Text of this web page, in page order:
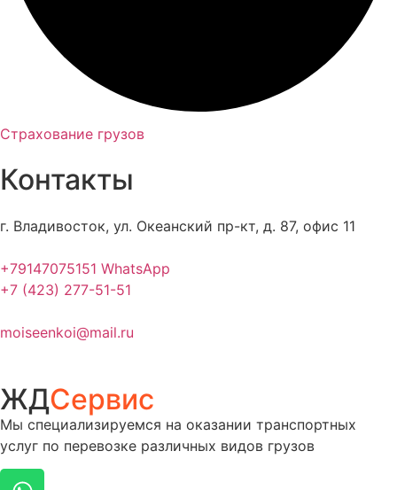
Страхование грузов
Контакты
г. Владивосток, ул. Океанский пр-кт, д. 87, офис 11
+79147075151 WhatsApp
+7 (423) 277-51-51
moiseenkoi@mail.ru
ЖДСервис
Мы специализируемся на оказании транспортных
услуг по перевозке различных видов грузов